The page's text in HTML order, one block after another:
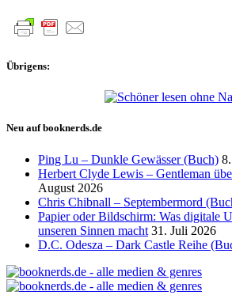
Übrigens:
Neu auf booknerds.de
Ping Lu – Dunkle Gewässer (Buch)
Herbert Clyde Lewis – Gentleman
August 2026
Chris Chibnall – Septembermord
Papier oder Bildschirm: Was digitale
unseren Sinnen macht 31. Juli 2026
D.C. Odesza – Dark Castle Reihe